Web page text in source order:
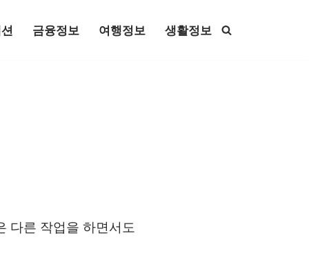
금융정보 여행정보 생활정보
다른 작업을 하면서도